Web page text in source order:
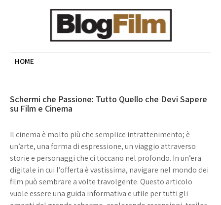
BLOG FILM
Cinema, recensioni e approfondimenti
HOME
Schermi che Passione: Tutto Quello che Devi Sapere
su Film e Cinema
Il cinema è molto più che semplice intrattenimento; è
un’arte, una forma di espressione, un viaggio attraverso
storie e personaggi che ci toccano nel profondo. In un’era
digitale in cui l’offerta è vastissima, navigare nel mondo dei
film può sembrare a volte travolgente. Questo articolo
vuole essere una guida informativa e utile per tutti gli